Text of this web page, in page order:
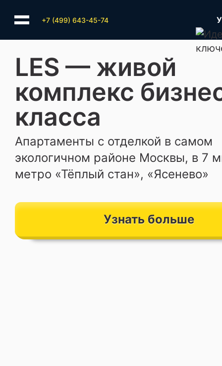
+7 (499) 643-45-74
LES — живой
комплекс
класса
Апартаменты с отделкой в самом
экологичном районе Москвы, в 7
метро «Тёплый стан», «Ясенево»
Узнать больше